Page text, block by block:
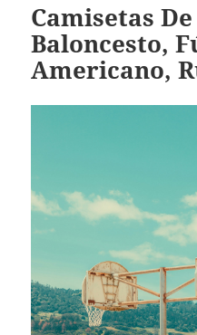
Camisetas
Baloncesto,
Americano,